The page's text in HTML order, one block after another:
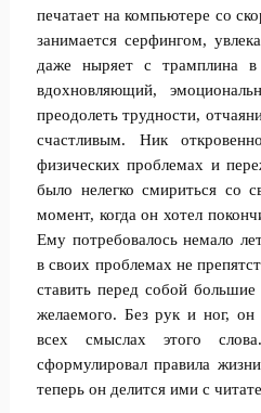
печатает на компьютере со
занимается серфингом,
даже ныряет с трамплина
вдохновляющий,
преодолеть трудности,
счастливым. Ник
физических проблемах и
было нелегко смириться со
момент, когда он хотел
Ему потребовалось немало
в своих проблемах не
ставить перед собой большие
желаемого. Без рук и ног, он
всех смыслах этого
сформулировал правила
теперь он делится ими с